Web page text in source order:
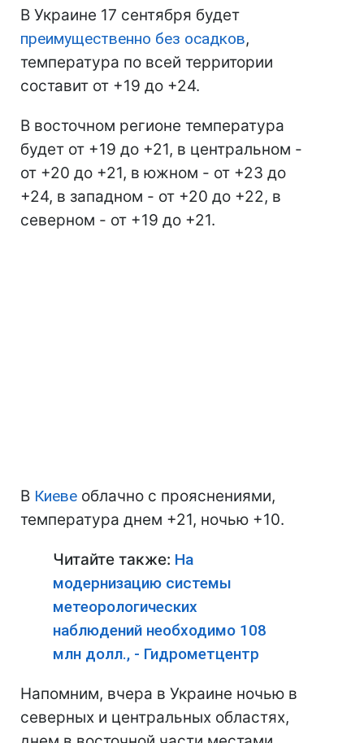
В Украине 17 сентября будет
преимущественно без осадков,
температура по всей территории
составит от +19 до +24.
В восточном регионе температура
будет от +19 до +21, в центральном -
от +20 до +21, в южном - от +23 до
+24, в западном - от +20 до +22, в
северном - от +19 до +21.
В Киеве облачно с прояснениями,
температура днем +21, ночью +10.
Читайте также: На
модернизацию системы
метеорологических
наблюдений необходимо 108
млн долл., - Гидрометцентр
Напомним, вчера в Украине ночью в
северных и центральных областях,